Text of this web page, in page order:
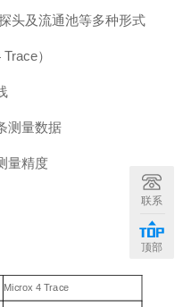
头及流通池等多种形式
）
测量数据
量精度
Microx 4 Trace
联系
顶部